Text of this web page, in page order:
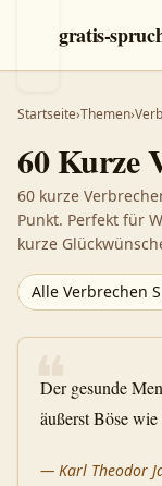
gratis-
Startseite›Themen›
60 Kurze
60 kurze
Punkt. Perfekt für
kurze
Alle Verbrechen
❝
Der gesunde
äußerst Böse
— Karl Theodor